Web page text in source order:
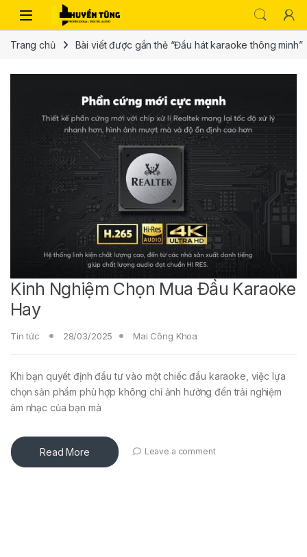
Trang chủ Bài viết được gắn thẻ “Đầu hát karaoke thông minh”
Kinh Nghiệm Chọn Mua Đầu Karaoke
Hay
Tin tức 28/03/2025 Mai Công Khoa
Khi bạn quyết định đầu tư vào một chiếc đầu karaoke, việc lựa
chọn sản phẩm phù hợp không chỉ ảnh hưởng đến trải nghiệm
âm nhạc của bạn mà
Read More Leave a comment